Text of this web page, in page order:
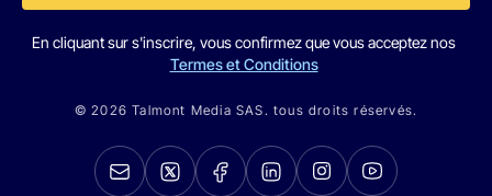
En cliquant sur s'inscrire, vous confirmez que vous acceptez nos
Termes et Conditions
© 2026 Talmont Media SAS. tous droits réservés.